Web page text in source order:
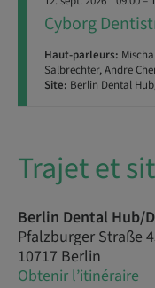
Cyborg
Haut-parleurs:
Salbrechter, Andre
Site: Berlin Dental
Trajet et
Berlin Dental Hub/
Pfalzburger Straße
10717 Berlin
Obtenir l’itinéraire